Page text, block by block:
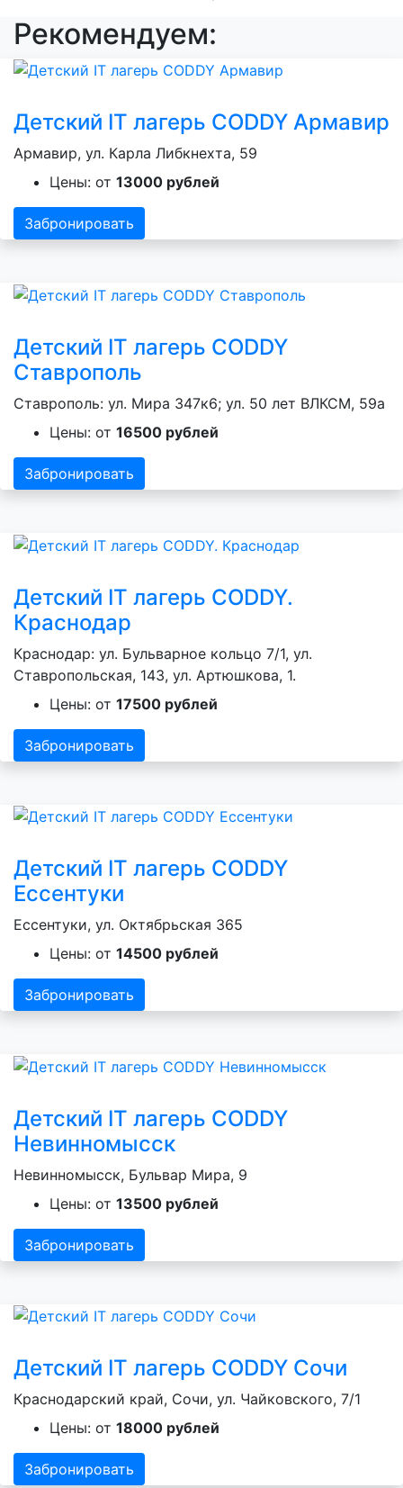
Рекомендуем:
Детский IT лагерь CODDY Армавир
Армавир, ул. Карла Либкнехта, 59
Цены: от 13000 рублей
Забронировать
Детский IT лагерь CODDY
Ставрополь
Ставрополь: ул. Мира 347к6; ул. 50 лет ВЛКСМ, 59а
Цены: от 16500 рублей
Забронировать
Детский IT лагерь CODDY.
Краснодар
Краснодар: ул. Бульварное кольцо 7/1, ул.
Ставропольская, 143, ул. Артюшкова, 1.
Цены: от 17500 рублей
Забронировать
Детский IT лагерь CODDY
Ессентуки
Ессентуки, ул. Октябрьская 365
Цены: от 14500 рублей
Забронировать
Детский IT лагерь CODDY
Невинномысск
Невинномысск, Бульвар Мира, 9
Цены: от 13500 рублей
Забронировать
Детский IT лагерь CODDY Сочи
Краснодарский край, Сочи, ул. Чайковского, 7/1
Цены: от 18000 рублей
Забронировать